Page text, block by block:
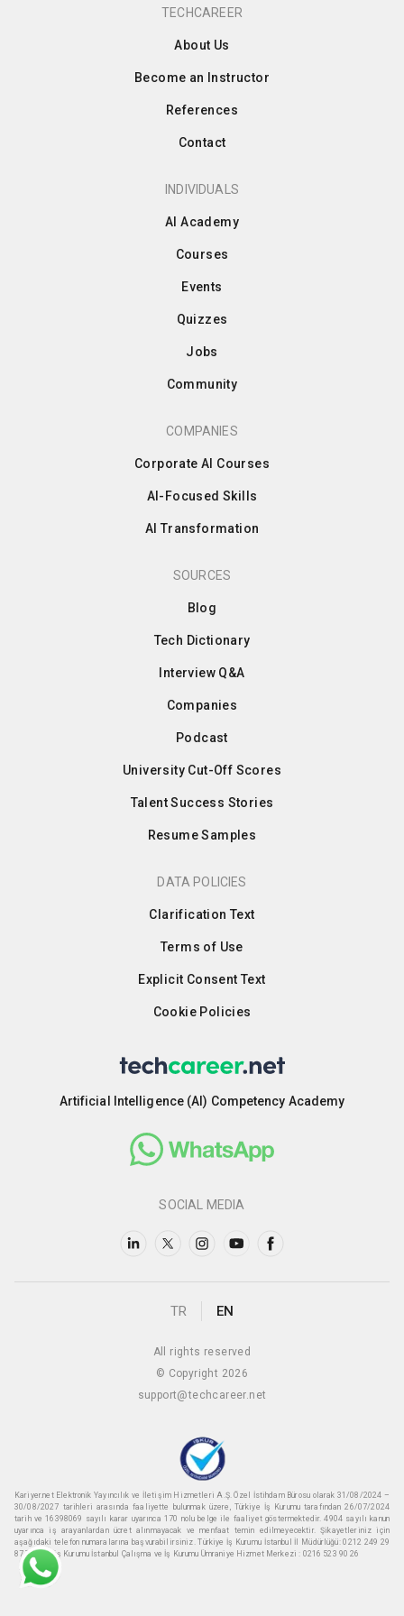
TECHCAREER
About Us
Become an Instructor
References
Contact
INDIVIDUALS
AI Academy
Courses
Events
Quizzes
Jobs
Community
COMPANIES
Corporate AI Courses
AI-Focused Skills
AI Transformation
SOURCES
Blog
Tech Dictionary
Interview Q&A
Companies
Podcast
University Cut-Off Scores
Talent Success Stories
Resume Samples
DATA POLICIES
Clarification Text
Terms of Use
Explicit Consent Text
Cookie Policies
Artificial Intelligence (AI) Competency Academy
SOCIAL MEDIA
TR EN
All rights reserved
© Copyright 2026
support@techcareer.net
Kariyer.net Elektronik Yayıncılık ve İletişim Hizmetleri A.Ş. Özel İstihdam Bürosu olarak 31/08/2024 –
30/08/2027 tarihleri arasında faaliyette bulunmak üzere, Türkiye İş Kurumu tarafından 26/07/2024
tarih ve 16398069 sayılı karar uyarınca 170 nolu belge ile faaliyet göstermektedir. 4904 sayılı kanun
uyarınca iş arayanlardan ücret alınmayacak ve menfaat temin edilmeyecektir. Şikayetleriniz için
aşağıdaki telefon numaralarına başvurabilirsiniz. Türkiye İş Kurumu İstanbul İl Müdürlüğü: 0212 249 29
87 Türkiye iş Kurumu İstanbul Çalışma ve İş Kurumu Ümraniye Hizmet Merkezi : 0216 523 90 26